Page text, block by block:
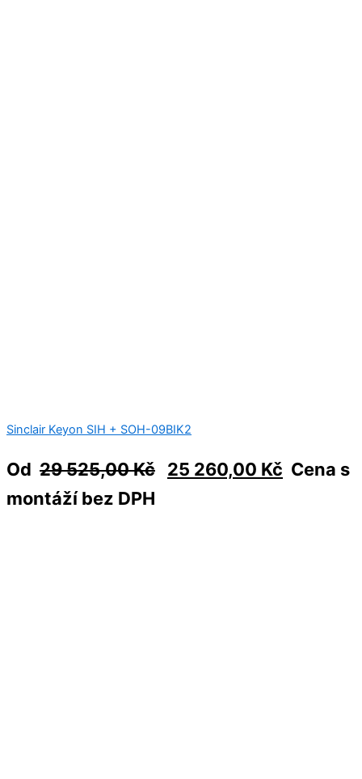
Sinclair Keyon SIH + SOH-09BIK2
Od 29 525,00Kč 25 260,00 Kč Cena s
montáží bez DPH